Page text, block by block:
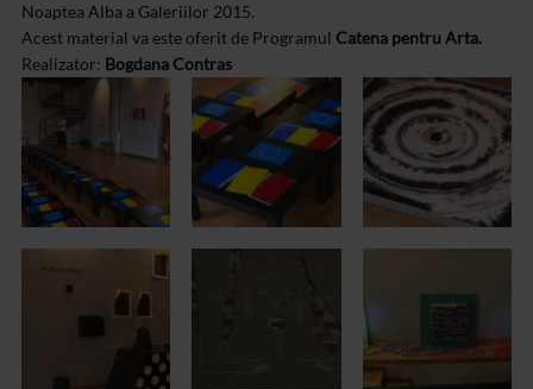
Noaptea Alba a Galeriilor 2015.
Acest material va este oferit de Programul Catena pentru Arta.
Realizator: Bogdana Contras